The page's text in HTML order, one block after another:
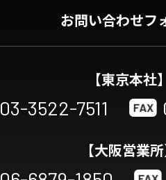
お問い合わせフ
【東京本社】
03-3522-7511
【大阪営業所